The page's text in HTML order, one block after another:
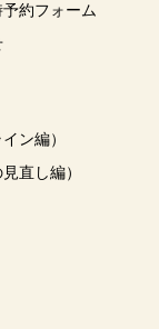
約フォーム
ン編）
直し編）